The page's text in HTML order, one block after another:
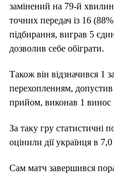
замінений на 79-й
точних передач із 16
підбирання, виграв 5
дозволив себе обіграти.
Також він відзначився 1
перехопленням,
прийом, виконав 1 винос
За таку гру статистичні
оцінили дії українця в
Сам матч завершився